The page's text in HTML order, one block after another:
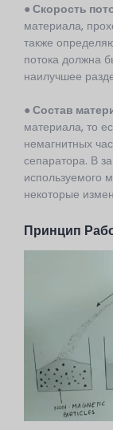
● Скорость
материала,
также
потока должна
наилучшее
● Состав
материала, то
немагнитных
сепаратора. В
используемого
некоторые
Принцип